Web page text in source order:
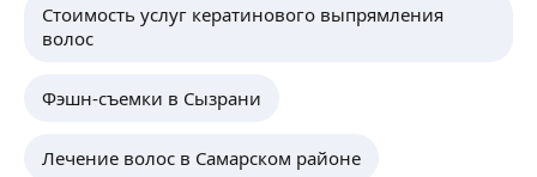
Стоимость услуг кератинового выпрямления
волос
Фэшн-съемки в Сызрани
Лечение волос в Самарском районе